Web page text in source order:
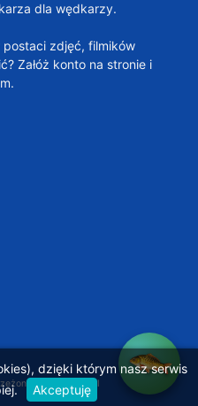
dla wędkarzy.
postaci zdjęć, filmików
Załóż konto na stronie i
2021 by 134.pl
dzięki którym nasz serwis
Akceptuję